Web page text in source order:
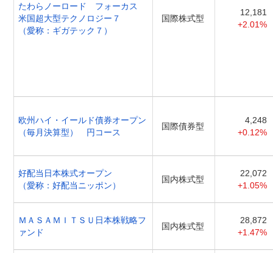
たわらノーロード フォーカス
米国超大型テクノロジー７
（愛称：ギガテック７）
国際株式型
12,181
+2.01%
欧州ハイ・イールド債券オープン
（毎月決算型） 円コース
国際債券型
4,248
+0.12%
好配当日本株式オープン
（愛称：好配当ニッポン）
国内株式型
22,072
+1.05%
ＭＡＳＡＭＩＴＳＵ日本株戦略フ
ァンド
国内株式型
28,872
+1.47%